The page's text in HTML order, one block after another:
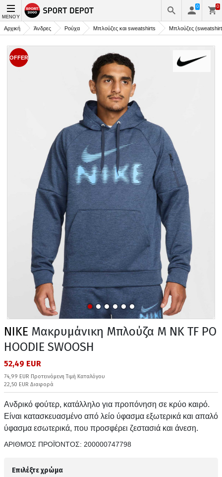
ΜΕΝΟΎ
0 0
Αρχική Άνδρες Ρούχα Μπλούζες και sweatshirts Μπλούζες
OFFER
NIKE Μακρυμάνικη Μπλούζα M NK TF PO
HOODIE SWOOSH
52,49 EUR
74,99 EUR Προτεινόμενη Τιμή Καταλόγου
22,50 EUR Διαφορά
Ανδρικό φούτερ, κατάλληλο για προπόνηση σε κρύο καιρό.
Είναι κατασκευασμένο από λείο ύφασμα εξωτερικά και απαλό
ύφασμα εσωτερικά, που προσφέρει ζεστασιά και άνεση.
ΑΡΙΘΜΌΣ ΠΡΟΪΌΝΤΟΣ: 200000747798
Επιλέξτε χρώμα